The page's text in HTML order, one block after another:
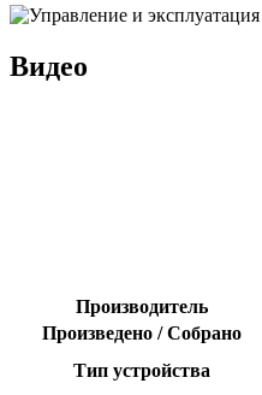
Видео
Производитель
Произведено / Собрано
Тип устройства